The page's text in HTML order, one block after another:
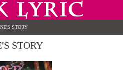
STORY
STORY